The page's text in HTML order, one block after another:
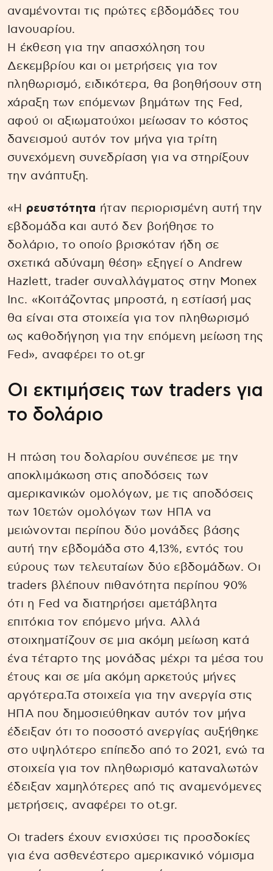
αναμένονται τις πρώτες εβδομάδες του
Ιανουαρίου.
Η έκθεση για την απασχόληση του
Δεκεμβρίου και οι μετρήσεις για τον
πληθωρισμό, ειδικότερα, θα βοηθήσουν στη
χάραξη των επόμενων βημάτων της Fed,
αφού οι αξιωματούχοι μείωσαν το κόστος
δανεισμού αυτόν τον μήνα για τρίτη
συνεχόμενη συνεδρίαση για να στηρίξουν
την ανάπτυξη.
«Η ρευστότητα ήταν περιορισμένη αυτή την
εβδομάδα και αυτό δεν βοήθησε το
δολάριο, το οποίο βρισκόταν ήδη σε
σχετικά αδύναμη θέση» εξηγεί ο Andrew
Hazlett, trader συναλλάγματος στην Monex
Inc. «Κοιτάζοντας μπροστά, η εστίασή μας
θα είναι στα στοιχεία για τον πληθωρισμό
ως καθοδήγηση για την επόμενη μείωση της
Fed», αναφέρει το ot.gr
Οι εκτιμήσεις των traders για
το δολάριο
Η πτώση του δολαρίου συνέπεσε με την
αποκλιμάκωση στις αποδόσεις των
αμερικανικών ομολόγων, με τις αποδόσεις
των 10ετών ομολόγων των ΗΠΑ να
μειώνονται περίπου δύο μονάδες βάσης
αυτή την εβδομάδα στο 4,13%, εντός του
εύρους των τελευταίων δύο εβδομάδων. Οι
traders βλέπουν πιθανότητα περίπου 90%
ότι η Fed να διατηρήσει αμετάβλητα
επιτόκια τον επόμενο μήνα. Αλλά
στοιχηματίζουν σε μια ακόμη μείωση κατά
ένα τέταρτο της μονάδας μέχρι τα μέσα του
έτους και σε μία ακόμη αρκετούς μήνες
αργότερα.Τα στοιχεία για την ανεργία στις
ΗΠΑ που δημοσιεύθηκαν αυτόν τον μήνα
έδειξαν ότι το ποσοστό ανεργίας αυξήθηκε
στο υψηλότερο επίπεδο από το 2021, ενώ τα
στοιχεία για τον πληθωρισμό καταναλωτών
έδειξαν χαμηλότερες από τις αναμενόμενες
μετρήσεις, αναφέρει το ot.gr.
Οι traders έχουν ενισχύσει τις προσδοκίες
για ένα ασθενέστερο αμερικανικό νόμισμα